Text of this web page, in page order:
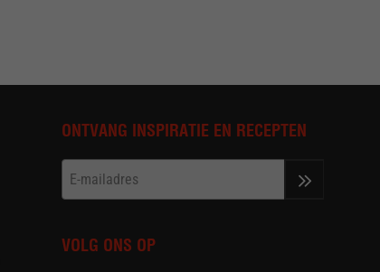
ONTVANG INSPIRATIE EN RECEPTEN
VOLG ONS OP